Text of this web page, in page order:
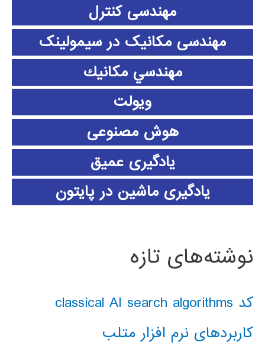
مهندسی کنترل
مهندسی مکانیک در سیمولینک
مهندسي مكانيك
ویولت
هوش مصنوعی
یادگیری عمیق
یادگیری ماشین در پایتون
نوشته‌های تازه
کد classical AI search algorithms
کاربردهای نرم افزار متلب